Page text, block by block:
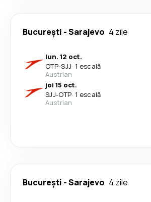
București -Sarajevo 4 zile
lun. 12 oct.
OTP-SJJ· 1 escală
Austrian
joi 15 oct.
SJJ-OTP· 1 escală
Austrian
București -Sarajevo 4 zile